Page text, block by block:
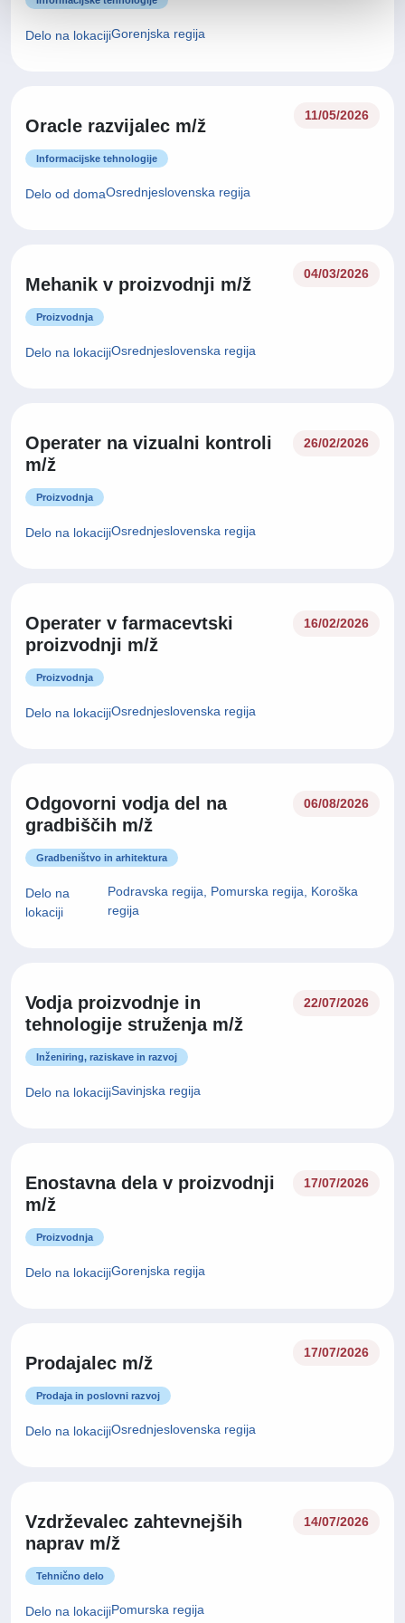
Delo na lokacijiGorenjska regija
Oracle razvijalec m/ž
11/05/2026
Informacijske tehnologije
Delo od domaOsrednjeslovenska regija
Mehanik v proizvodnji m/ž
04/03/2026
Proizvodnja
Delo na lokacijiOsrednjeslovenska regija
Operater na vizualni kontroli
m/ž
26/02/2026
Proizvodnja
Delo na lokacijiOsrednjeslovenska regija
Operater v farmacevtski
proizvodnji m/ž
16/02/2026
Proizvodnja
Delo na lokacijiOsrednjeslovenska regija
Odgovorni vodja del na
gradbiščih m/ž
06/08/2026
Gradbeništvo in arhitektura
Delo na
lokaciji
Podravska regija, Pomurska regija, Koroška
regija
Vodja proizvodnje in
tehnologije struženja m/ž
22/07/2026
Inženiring, raziskave in razvoj
Delo na lokacijiSavinjska regija
Enostavna dela v proizvodnji
m/ž
17/07/2026
Proizvodnja
Delo na lokacijiGorenjska regija
Prodajalec m/ž
17/07/2026
Prodaja in poslovni razvoj
Delo na lokacijiOsrednjeslovenska regija
Vzdrževalec zahtevnejših
naprav m/ž
14/07/2026
Tehnično delo
Delo na lokacijiPomurska regija